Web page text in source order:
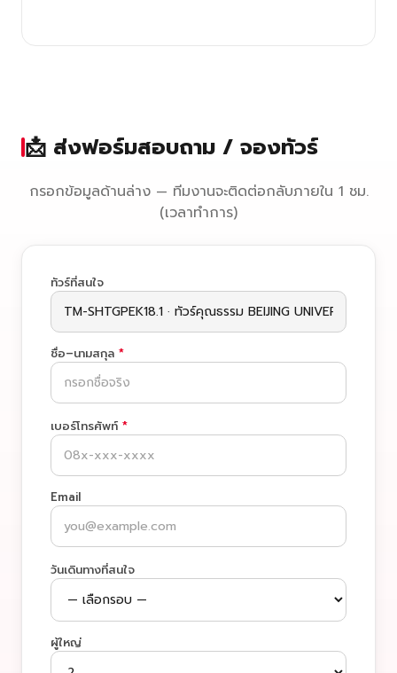
📩 ส่งฟอร์มสอบถาม / จองทัวร์
กรอกข้อมูลด้านล่าง — ทีมงานจะติดต่อกลับภายใน 1 ชม.
(เวลาทำการ)
ทัวร์ที่สนใจ
ชื่อ–นามสกุล *
เบอร์โทรศัพท์ *
Email
วันเดินทางที่สนใจ
ผู้ใหญ่